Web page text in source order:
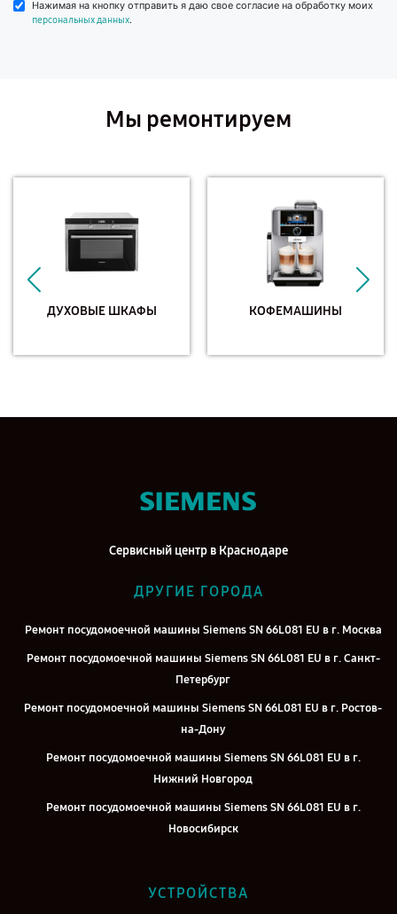
Нажимая на кнопку отправить я даю свое согласие на обработку моих
персональных данных.
Мы ремонтируем
ДУХОВЫЕ ШКАФЫ КОФЕМАШИНЫ
Сервисный центр в Краснодаре
ДРУГИЕ ГОРОДА
Ремонт посудомоечной машины Siemens SN 66L081 EU в г. Москва
Ремонт посудомоечной машины Siemens SN 66L081 EU в г. Санкт-
Петербург
Ремонт посудомоечной машины Siemens SN 66L081 EU в г. Ростов-
на-Дону
Ремонт посудомоечной машины Siemens SN 66L081 EU в г.
Нижний Новгород
Ремонт посудомоечной машины Siemens SN 66L081 EU в г.
Новосибирск
УСТРОЙСТВА